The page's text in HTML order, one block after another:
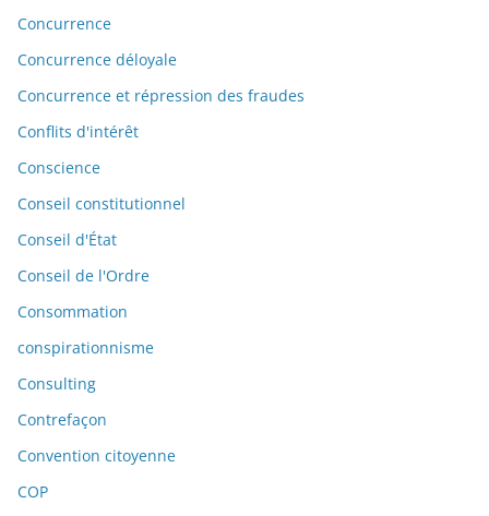
Concurrence
Concurrence déloyale
Concurrence et répression des fraudes
Conflits d'intérêt
Conscience
Conseil constitutionnel
Conseil d'État
Conseil de l'Ordre
Consommation
conspirationnisme
Consulting
Contrefaçon
Convention citoyenne
COP